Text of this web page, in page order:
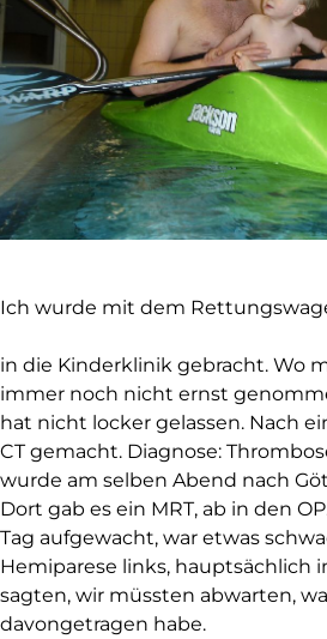
Ich wurde mit dem
in die Kinderklinik gebracht. Wo
immer noch nicht ernst
hat nicht locker gelassen. Nach
CT gemacht. Diagnose:
wurde am selben Abend nach
Dort gab es ein MRT, ab in den
Tag aufgewacht, war etwas
Hemiparese links, hauptsächlich
sagten, wir müssten abwarten,
davongetragen habe.